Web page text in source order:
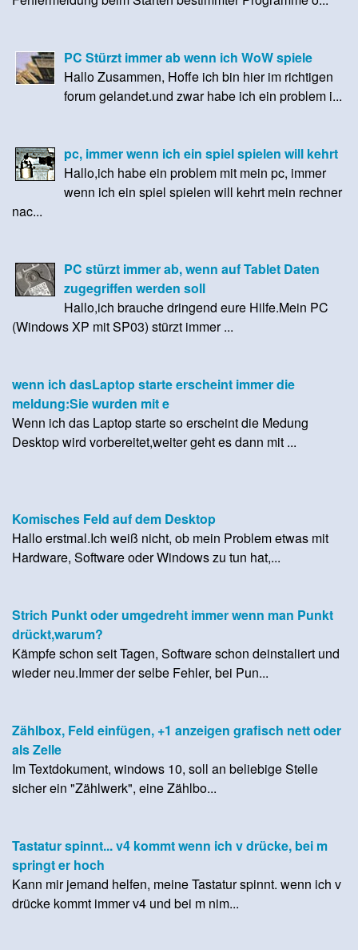
PC Stürzt immer ab wenn ich WoW spiele
Hallo Zusammen, Hoffe ich bin hier im richtigen
forum gelandet.und zwar habe ich ein problem i...
pc, immer wenn ich ein spiel spielen will kehrt
Hallo,ich habe ein problem mit mein pc, immer
wenn ich ein spiel spielen will kehrt mein rechner
nac...
PC stürzt immer ab, wenn auf Tablet Daten
zugegriffen werden soll
Hallo,ich brauche dringend eure Hilfe.Mein PC
(Windows XP mit SP03) stürzt immer ...
wenn ich dasLaptop starte erscheint immer die
meldung:Sie wurden mit e
Wenn ich das Laptop starte so erscheint die Medung
Desktop wird vorbereitet,weiter geht es dann mit ...
Komisches Feld auf dem Desktop
Hallo erstmal.Ich weiß nicht, ob mein Problem etwas mit
Hardware, Software oder Windows zu tun hat,...
Strich Punkt oder umgedreht immer wenn man Punkt
drückt,warum?
Kämpfe schon seit Tagen, Software schon deinstaliert und
wieder neu.Immer der selbe Fehler, bei Pun...
Zählbox, Feld einfügen, +1 anzeigen grafisch nett oder
als Zelle
Im Textdokument, windows 10, soll an beliebige Stelle
sicher ein "Zählwerk", eine Zählbo...
Tastatur spinnt... v4 kommt wenn ich v drücke, bei m
springt er hoch
Kann mir jemand helfen, meine Tastatur spinnt. wenn ich v
drücke kommt immer v4 und bei m nim...